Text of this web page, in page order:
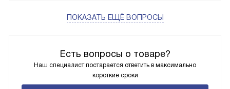
Есть вопросы о товаре?
Наш специалист постарается ответить в максимально
короткие сроки
ПОКАЗАТЬ ЕЩЁ ВОПРОСЫ